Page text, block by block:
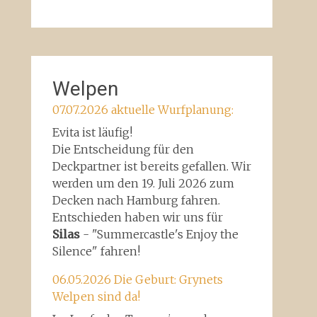
Welpen
07.07.2026 aktuelle Wurfplanung:
Evita ist läufig!
Die Entscheidung für den
Deckpartner ist bereits gefallen. Wir
werden um den 19. Juli 2026 zum
Decken nach Hamburg fahren.
Entschieden haben wir uns für
Silas- "Summercastle's Enjoy the
Silence" fahren!
06.05.2026 Die Geburt: Grynets
Welpen sind da!